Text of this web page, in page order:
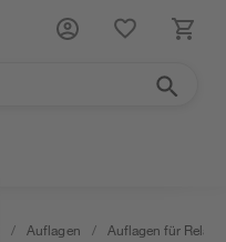
/ Auflagen / Auflagen für